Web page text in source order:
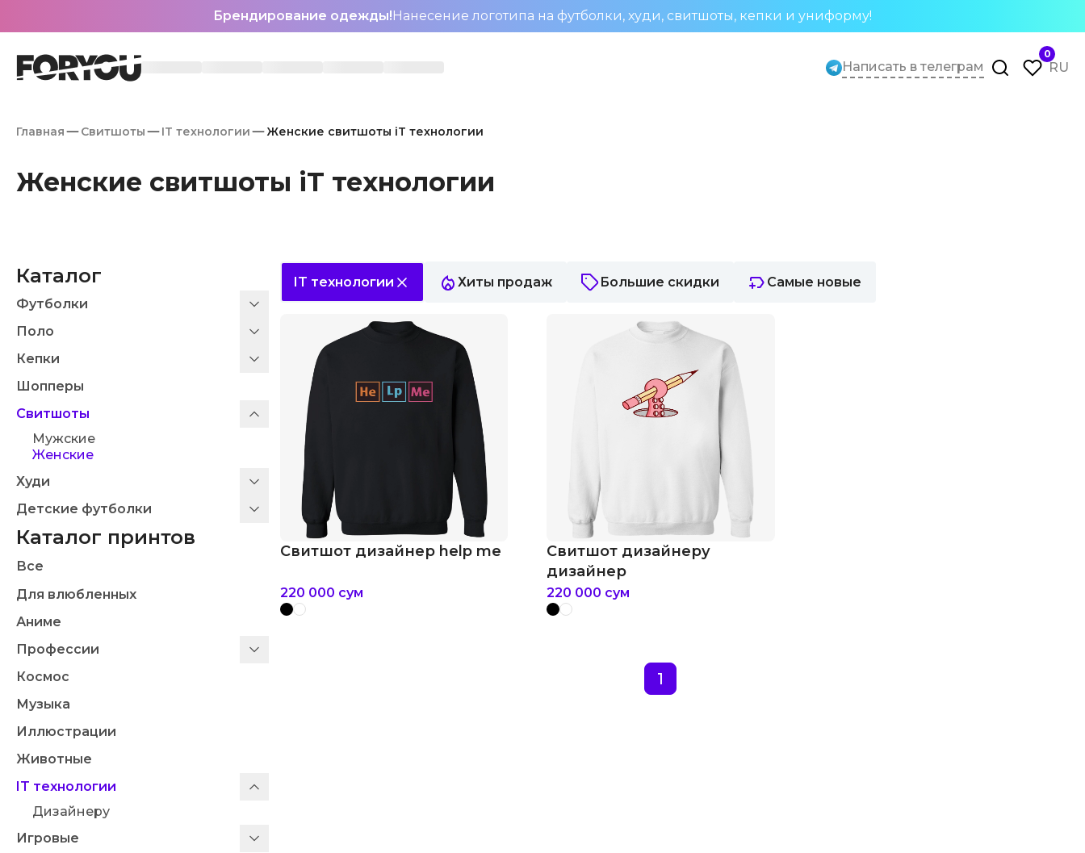
Брендирование одежды!Нанесение логотипа на футболки, худи, свитшоты, кепки и униформу!
Написать в телеграм
0
RU
Главная Свитшоты IT технологии Женские свитшоты iT технологии
Женские свитшоты iT технологии
Каталог
Футболки
Поло
Кепки
Шопперы
Свитшоты
Мужские
Женские
Худи
Детские футболки
Каталог принтов
Все
Для влюбленных
Аниме
Профессии
Космос
Музыка
Иллюстрации
Животные
IT технологии
Дизайнеру
Игровые
IT технологии Хиты продаж Большие скидки Самые новые
Свитшот дизайнер help me
220 000 сум
Свитшот дизайнеру
дизайнер
220 000 сум
1